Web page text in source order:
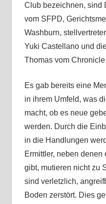
Club bezeichnen, sind
vom SFPD,
Washburn,
Yuki Castellano und
Thomas vom Chronicle.
Es gab bereits eine
in ihrem Umfeld, was
macht, ob es neue
werden. Durch die
in die Handlungen
Ermittler, neben
gibt, mutieren nicht zu
sind verletzlich,
Boden zerstört. Dies